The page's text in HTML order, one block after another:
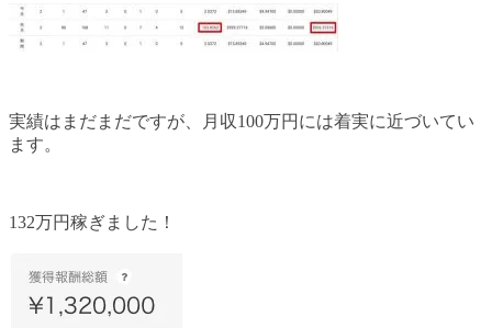
実績はまだまだですが、月収100万円には着実に近づいてい
ます。
132万円稼ぎました！